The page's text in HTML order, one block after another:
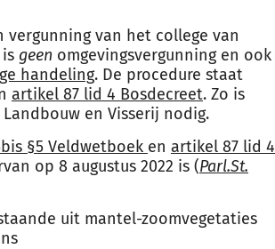
vergunning van het college van
geen omgevingsvergunning en ook
handeling. De procedure staat
artikel 87 lid 4 Bosdecreet. Zo is
en Visserij nodig.
§5 Veldwetboek en artikel 87 lid 4
op 8 augustus 2022 is (Parl.St.
uit mantel-zoomvegetaties